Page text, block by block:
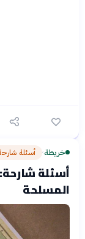
خريطة› أسئلة
أسئلة شارحة:
المسلحة